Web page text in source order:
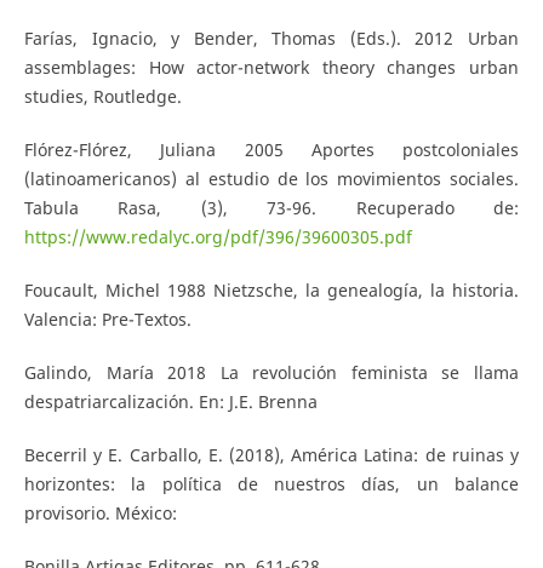
Farías, Ignacio, y Bender, Thomas (Eds.). 2012 Urban
assemblages: How actor-network theory changes urban
studies, Routledge.
Flórez-Flórez, Juliana 2005 Aportes postcoloniales
(latinoamericanos) al estudio de los movimientos sociales.
Tabula Rasa, (3), 73-96. Recuperado de:
https://www.redalyc.org/pdf/396/39600305.pdf
Foucault, Michel 1988 Nietzsche, la genealogía, la historia.
Valencia: Pre-Textos.
Galindo, María 2018 La revolución feminista se llama
despatriarcalización. En: J.E. Brenna
Becerril y E. Carballo, E. (2018), América Latina: de ruinas y
horizontes: la política de nuestros días, un balance
provisorio. México: